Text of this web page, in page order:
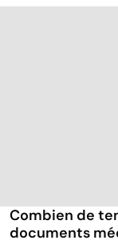
Combien de
documents